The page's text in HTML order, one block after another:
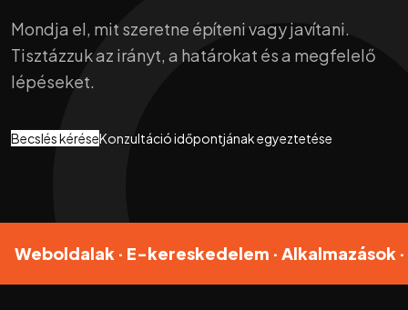
Mondja el, mit szeretne építeni vagy javítani.
Tisztázzuk az irányt, a határokat és a megfelelő
lépéseket.
Becslés kéréseKonzultáció időpontjának egyeztetése
Weboldalak · E-kereskedelem · Alkalmazások